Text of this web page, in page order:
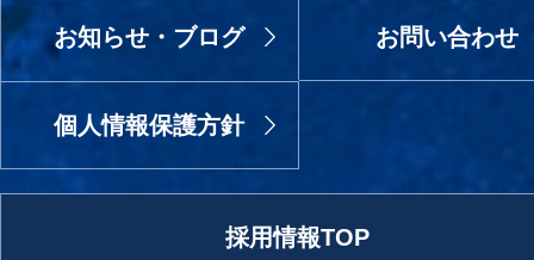
お知らせ・ブログ お問い合わせ
個人情報保護方針
採用情報TOP